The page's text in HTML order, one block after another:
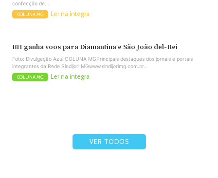
confecção de...
COLUNA MG Ler na íntegra
BH ganha voos para Diamantina e São João del-Rei
Foto: Divulgação Azul COLUNA MGPrincipais destaques dos jornais e portais
integrantes da Rede Sindijori MGwww.sindijorimg.com.br...
COLUNA MG Ler na íntegra
VER TODOS